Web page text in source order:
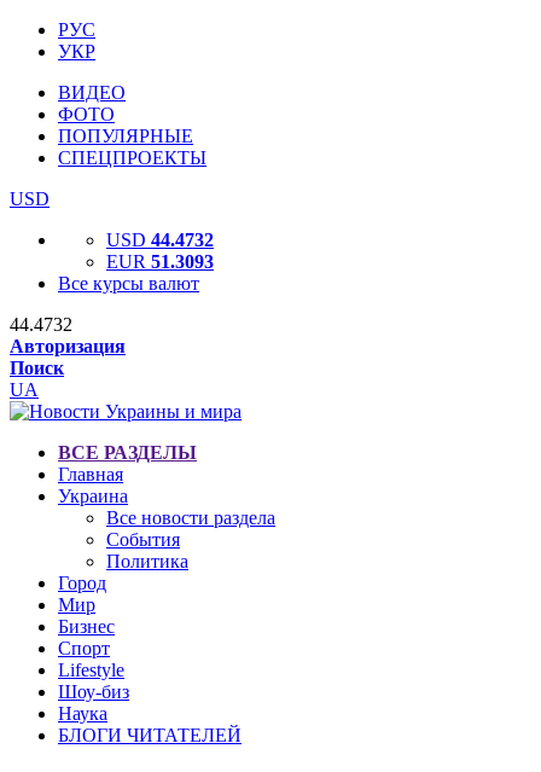
РУС
УКР
ВИДЕО
ФОТО
ПОПУЛЯРНЫЕ
СПЕЦПРОЕКТЫ
USD
USD 44.4732
EUR 51.3093
Все курсы валют
44.4732
Авторизация
Поиск
UA
ВСЕ РАЗДЕЛЫ
Главная
Украина
Все новости раздела
События
Политика
Город
Мир
Бизнес
Спорт
Lifestyle
Шоу-биз
Наука
БЛОГИ ЧИТАТЕЛЕЙ